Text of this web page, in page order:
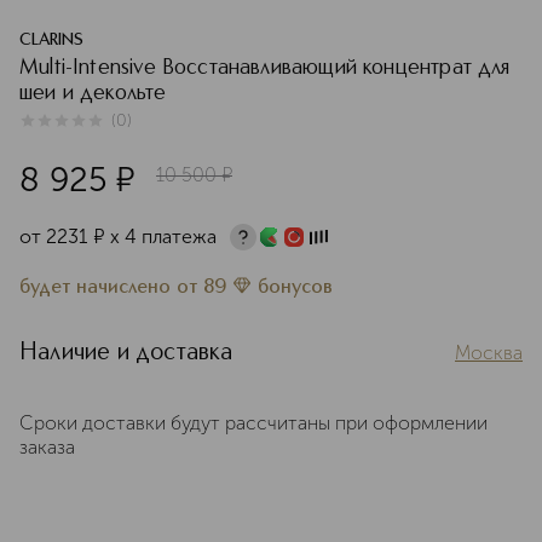
CLARINS
Multi-Intensive Восстанавливающий концентрат для
шеи и декольте
(0)
8 925 ¤ 10 500 ¤
от 2231 ¤ х 4 платежа
будет начислено от 89 бонусов
Наличие и доставка Москва
Сроки доставки будут рассчитаны при оформлении
заказа